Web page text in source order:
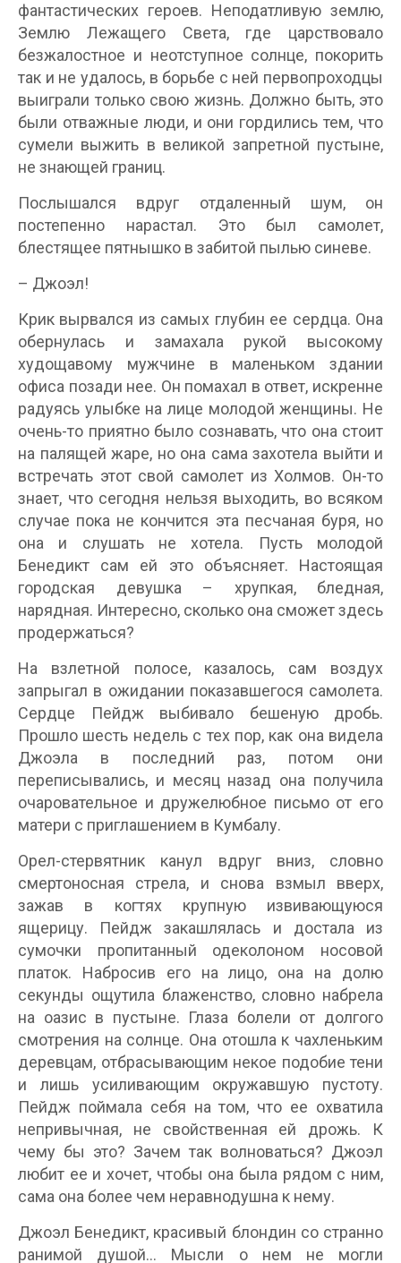
фантастических героев. Неподатливую землю,
Землю Лежащего Света, где царствовало
безжалостное и неотступное солнце, покорить
так и не удалось, в борьбе с ней первопроходцы
выиграли только свою жизнь. Должно быть, это
были отважные люди, и они гордились тем, что
сумели выжить в великой запретной пустыне,
не знающей границ.
Послышался вдруг отдаленный шум, он
постепенно нарастал. Это был самолет,
блестящее пятнышко в забитой пылью синеве.
– Джоэл!
Крик вырвался из самых глубин ее сердца. Она
обернулась и замахала рукой высокому
худощавому мужчине в маленьком здании
офиса позади нее. Он помахал в ответ, искренне
радуясь улыбке на лице молодой женщины. Не
очень-то приятно было сознавать, что она стоит
на палящей жаре, но она сама захотела выйти и
встречать этот свой самолет из Холмов. Он-то
знает, что сегодня нельзя выходить, во всяком
случае пока не кончится эта песчаная буря, но
она и слушать не хотела. Пусть молодой
Бенедикт сам ей это объясняет. Настоящая
городская девушка – хрупкая, бледная,
нарядная. Интересно, сколько она сможет здесь
продержаться?
На взлетной полосе, казалось, сам воздух
запрыгал в ожидании показавшегося самолета.
Сердце Пейдж выбивало бешеную дробь.
Прошло шесть недель с тех пор, как она видела
Джоэла в последний раз, потом они
переписывались, и месяц назад она получила
очаровательное и дружелюбное письмо от его
матери с приглашением в Кумбалу.
Орел-стервятник канул вдруг вниз, словно
смертоносная стрела, и снова взмыл вверх,
зажав в когтях крупную извивающуюся
ящерицу. Пейдж закашлялась и достала из
сумочки пропитанный одеколоном носовой
платок. Набросив его на лицо, она на долю
секунды ощутила блаженство, словно набрела
на оазис в пустыне. Глаза болели от долгого
смотрения на солнце. Она отошла к чахленьким
деревцам, отбрасывающим некое подобие тени
и лишь усиливающим окружавшую пустоту.
Пейдж поймала себя на том, что ее охватила
непривычная, не свойственная ей дрожь. К
чему бы это? Зачем так волноваться? Джоэл
любит ее и хочет, чтобы она была рядом с ним,
сама она более чем неравнодушна к нему.
Джоэл Бенедикт, красивый блондин со странно
ранимой душой… Мысли о нем не могли